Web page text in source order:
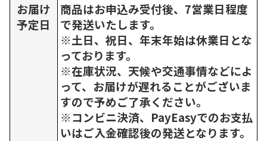
お届け
予定日
商品はお申込み受付後、7営業日程度
で発送いたします。
※土日、祝日、年末年始は休業日とな
っております。
※在庫状況、天候や交通事情などによ
って、お届けが遅れることがございま
すので予めご了承ください。
※コンビニ決済、PayEasyでのお支払
いはご入金確認後の発送となります。